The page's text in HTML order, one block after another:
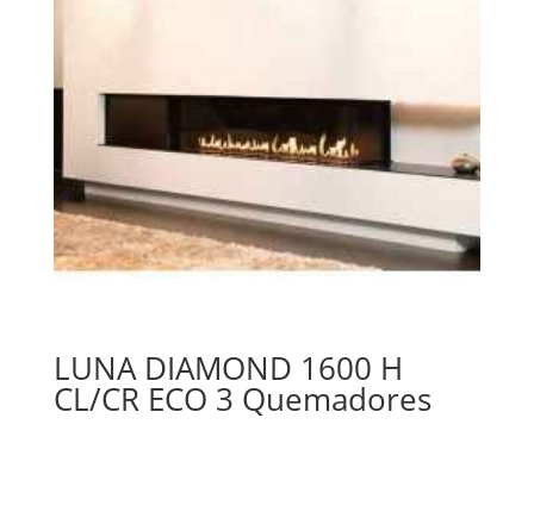
LUNA DIAMOND 1600 H
CL/CR ECO 3 Quemadores